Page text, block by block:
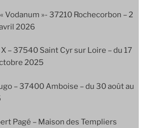
Vodanum »- 37210 Rochecorbon – 2
2026
– 37540 Saint Cyr sur Loire – du 17
2025
– 37400 Amboise – du 30 août au
Pagé – Maison des Templiers